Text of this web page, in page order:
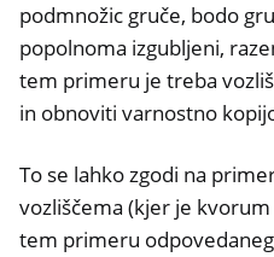
podmnožic gruče, bodo
popolnoma izgubljeni,
tem primeru je treba
in obnoviti varnostno
To se lahko zgodi na
vozliščema (kjer je
tem primeru